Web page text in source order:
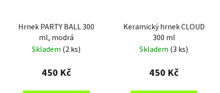
Hrnek PARTY BALL 300
ml, modrá
Skladem (2 ks)
450 Kč
Keramický hrnek CLOUD
300 ml
Skladem (3 ks)
450 Kč